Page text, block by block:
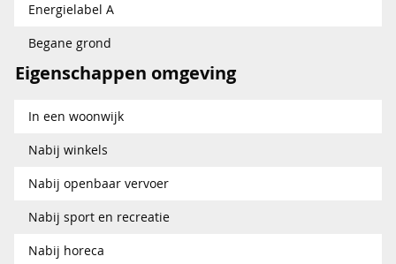
Energielabel A
Begane grond
Eigenschappen omgeving
In een woonwijk
Nabij winkels
Nabij openbaar vervoer
Nabij sport en recreatie
Nabij horeca